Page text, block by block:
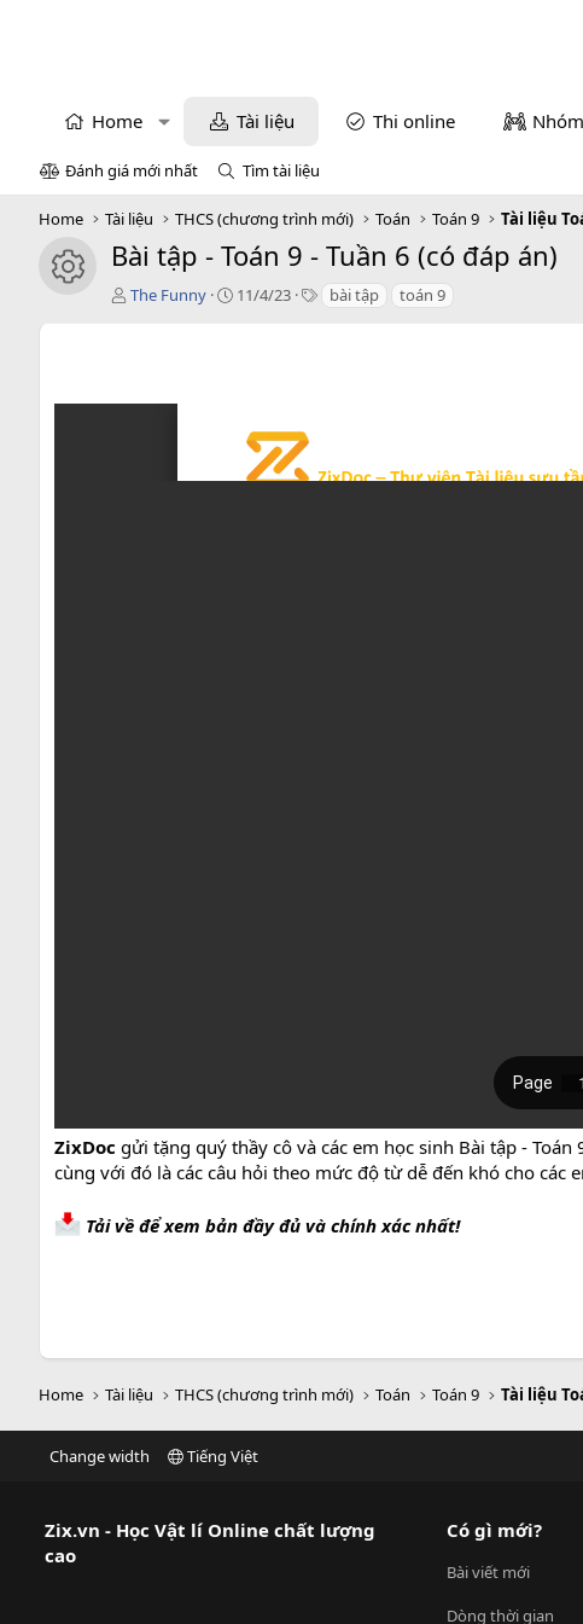
Home Tài liệu Thi online Nhóm
Đánh giá mới nhất Tìm tài liệu
Home Tài liệu THCS (chương trình mới) Toán Toán 9 Tài liệu
icon tài liệu
Bài tập - Toán 9 - Tuần 6 (có đáp án)
T
ả
The Funny
C11/4/23
T bài tập toán 9
ZixDoc gửi tặng quý thầy cô và các em học sinh Bài tập -
cùng với đó là các câu hỏi theo mức độ từ dễ đến khó cho các
Tải về để xem bản đầy đủ và chính xác nhất!
Home Tài liệu THCS (chương trình mới) Toán Toán 9 Tài liệu
Change width Tiếng Việt
Zix.vn - Học Vật lí Online chất lượng
cao
Có gì mới?
Bài viết mới
Dòng thời gian